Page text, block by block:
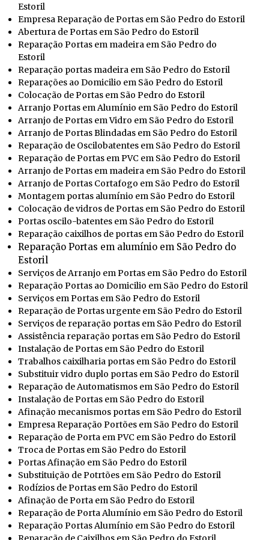
Estoril
Empresa Reparação de Portas em São Pedro do Estoril
Abertura de Portas em São Pedro do Estoril
Reparação Portas em madeira em São Pedro do
Estoril
Reparação portas madeira em São Pedro do Estoril
Reparações ao Domicilio em São Pedro do Estoril
Colocação de Portas em São Pedro do Estoril
Arranjo Portas em Alumínio em São Pedro do Estoril
Arranjo de Portas em Vidro em São Pedro do Estoril
Arranjo de Portas Blindadas em São Pedro do Estoril
Reparação de Oscilobatentes em São Pedro do Estoril
Reparação de Portas em PVC em São Pedro do Estoril
Arranjo de Portas em madeira em São Pedro do Estoril
Arranjo de Portas Cortafogo em São Pedro do Estoril
Montagem portas alumínio em São Pedro do Estoril
Colocação de vidros de Portas em São Pedro do Estoril
Portas oscilo-batentes em São Pedro do Estoril
Reparação caixilhos de portas em São Pedro do Estoril
Reparação Portas em alumínio em São Pedro do
Estoril
Serviços de Arranjo em Portas em São Pedro do Estoril
Reparação Portas ao Domicilio em São Pedro do Estoril
Serviços em Portas em São Pedro do Estoril
Reparação de Portas urgente em São Pedro do Estoril
Serviços de reparação portas em São Pedro do Estoril
Assistência reparação portas em São Pedro do Estoril
Instalação de Portas em São Pedro do Estoril
Trabalhos caixilharia portas em São Pedro do Estoril
Substituir vidro duplo portas em São Pedro do Estoril
Reparação de Automatismos em São Pedro do Estoril
Instalação de Portas em São Pedro do Estoril
Afinação mecanismos portas em São Pedro do Estoril
Empresa Reparação Portões em São Pedro do Estoril
Reparação de Porta em PVC em São Pedro do Estoril
Troca de Portas em São Pedro do Estoril
Portas Afinação em São Pedro do Estoril
Substituição de Potrtões em São Pedro do Estoril
Rodízios de Portas em São Pedro do Estoril
Afinação de Porta em São Pedro do Estoril
Reparação de Porta Alumínio em São Pedro do Estoril
Reparação Portas Alumínio em São Pedro do Estoril